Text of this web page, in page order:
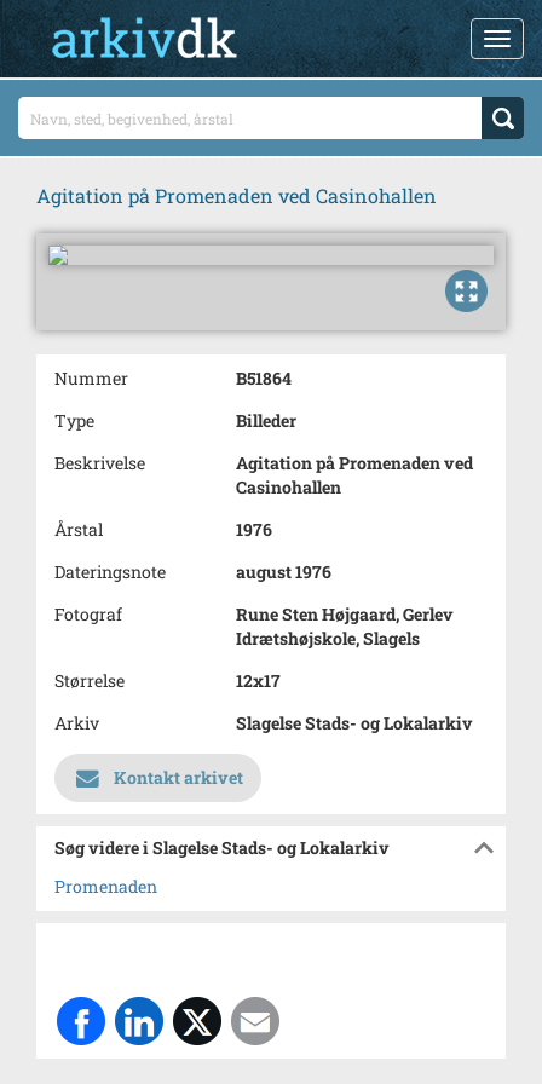
Agitation på Promenaden ved Casinohallen
Nummer
B51864
Type
Billeder
Beskrivelse
Agitation på Promenaden ved
Casinohallen
Årstal
1976
Dateringsnote
august 1976
Fotograf
Rune Sten Højgaard, Gerlev
Idrætshøjskole, Slagels
Størrelse
12x17
Arkiv
Slagelse Stads- og Lokalarkiv
Kontakt arkivet
Søg videre i Slagelse Stads- og Lokalarkiv
Promenaden